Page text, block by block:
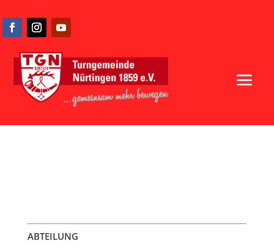
ABTEILUNG